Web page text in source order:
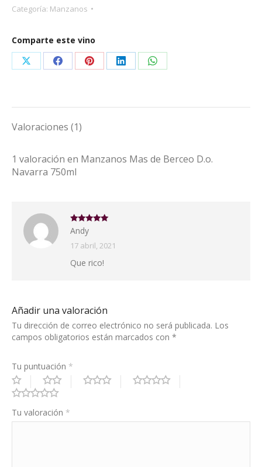
Berceo
D.o.
750ml
cantidad
Categoría: Manzanos
Comparte este vino
Share
X
Share
Facebook
Share
Pinterest
Share
LinkedIn
Share
WhatsApp
Valoraciones (1)
1 valoración en Manzanos Mas de Berceo D.o.
Navarra 750ml
Valorado en
de 5
Andy
17 abril, 2021
Que rico!
Añadir una valoración
Tu dirección de correo electrónico no será publicada. Los
campos obligatorios están marcados con *
Tu puntuación *
Tu valoración *